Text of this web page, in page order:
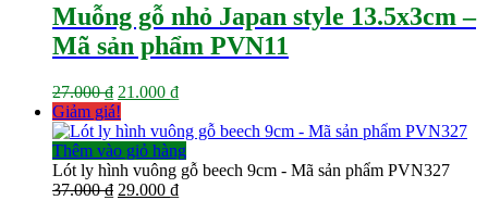
Muỗng gỗ nhỏ Japan style 13.5x3cm –
Mã sản phẩm PVN11
27.000₫ Giá
gốc
là:
27.000 ₫.
21.000 ₫Giá
tại
là:
21.000 ₫.
Giảm giá!
Thêm vào giỏ hàng
Lót ly hình vuông gỗ beech 9cm - Mã sản phẩm PVN327
37.000₫ Giá
29.000 ₫Giá